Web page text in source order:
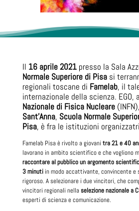
Il 16 aprile 2021presso la Sala
Normale Superiore di Pisasi
regionali toscane di Famelab, il
internazionale della scienza. EGO,
Nazionale di Fisica Nucleare(INFN),
Sant'Anna, Scuola Normale
Pisa, è fra le istituzioni
Famelab Pisa è rivolto a giovani tra 21 e 40
lavorano in ambito scientifico e che vogliono
raccontare al pubblico un argomento
3 minutiin modo accattivante, convincente e
rigoroso. A selezionare i due vincitori, che
vincitori regionali nellaselezione nazionale a
esperti di scienza e comunicazione.